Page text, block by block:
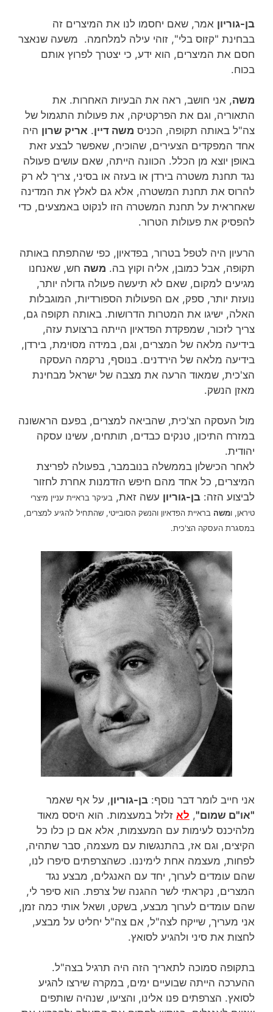
בן-גוריון אמר, שאם יחסמו לנו את המיצרים זה
בבחינת "קזוס בלי", זוהי עילה למלחמה. משעה שנאצר
חסם את המיצרים, הוא ידע, כי יצטרך לפרוץ אותם
בכוח.
משה, אני חושב, ראה את הבעיות האחרות. את
התאוריה, וגם את הפרקטיקה, את פעולות התגמול של
צה"ל באותה תקופה, הכניס משה דיין. אריק שרון היה
אחד המפקדים הצעירים, שהוכיח, שאפשר לבצע זאת
באופן יוצא מן הכלל. הכוונה הייתה, שאם עושים פעולה
נגד תחנת משטרה בירדן או בעזה או בסיני, צריך לא רק
להרוס את תחנת המשטרה, אלא גם לאלץ את המדינה
שאחראית על תחנת המשטרה הזו לנקוט באמצעים, כדי
להפסיק את פעולות הטרור.
הרעיון היה לטפל בטרור, בפדאיון, כפי שהתפתח באותה
תקופה, אבל כמובן, אליה וקוץ בה. משה חש, שאנחנו
מגיעים למקום, שאם לא תיעשה פעולה גדולה יותר,
נועזת יותר, ספק, אם הפעולות הספורדיות, המוגבלות
האלה, ישיגו את המטרות הדרושות. באותה תקופה גם,
צריך לזכור, שמפקדת הפדאיון הייתה ברצועת עזה,
בידיעה מלאה של המצרים, וגם, במידה מסוימת, בירדן,
בידיעה מלאה של הירדנים. בנוסף, נרקמה העסקה
הצ'כית, שמאוד הרעה את מצבה של ישראל מבחינת
מאזן הנשק.
מול העסקה הצ'כית, שהביאה למצרים, בפעם הראשונה
במזרח התיכון, טנקים כבדים, תותחים, עשינו עסקה
יהודית.
לאחר הכישלון בממשלה בנובמבר, בפעולה לפריצת
המיצרים, כל אחד מהם חיפש הזדמנות אחרת לחזור
לביצוע הזה: בן-גוריון עשה זאת, בעיקר בראיית עניין מיצרי
טיראן, ומשה בראיית הפדאיון והנשק הסובייטי, שהתחיל להגיע למצרים,
במסגרת העסקה הצ'כית.
אני חייב לומר דבר נוסף: בן-גוריון, על אף שאמר
"או"ם שמום", לא זלזל במעצמות. הוא היסס מאוד
מלהיכנס לעימות עם המעצמות, אלא אם כן כלו כל
הקיצים, וגם אז, בהתנגשות עם מעצמה, סבר שתהיה,
לפחות, מעצמה אחת לימיננו. כשהצרפתים סיפרו לנו,
שהם עומדים לערוך, יחד עם האנגלים, מבצע נגד
המצרים, נקראתי לשר ההגנה של צרפת. הוא סיפר לי,
שהם עומדים לערוך מבצע, בשקט, ושאל אותי כמה זמן,
אני מעריך, שייקח לצה"ל, אם צה"ל יחליט על מבצע,
לחצות את סיני ולהגיע לסואץ.
בתקופה סמוכה לתאריך הזה היה תרגיל בצה"ל.
ההערכה הייתה שבועיים ימים, במקרה שירצו להגיע
לסואץ. הצרפתים פנו אלינו, והציעו, שנהיה שותפים